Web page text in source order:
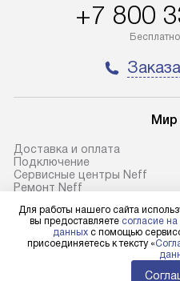
100% предоплаты мы
транспортной компании в
В оговоренный день служба
доставки доставит
требуется переместить
до двери квартиры или до
установки, пожалуйста,
предварительно уточните
+7 800
Мир
Доставка и оплата
Подключение
Сервисные центры Neff
Ремонт Neff
Помощь
Статьи
Neff в
Для работы нашего сайта
вы предоставляете согласие
данных с помощью
присоединяетесь к тексту «